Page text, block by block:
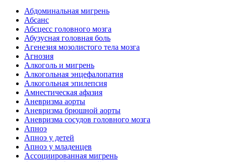
Абдоминальная мигрень
Абсанс
Абсцесс головного мозга
Абузусная головная боль
Агенезия мозолистого тела мозга
Агнозия
Алкоголь и мигрень
Алкогольная энцефалопатия
Алкогольная эпилепсия
Амнестическая афазия
Аневризма аорты
Аневризма брюшной аорты
Аневризма сосудов головного мозга
Апноэ
Апноэ у детей
Апноэ у младенцев
Ассоциированная мигрень